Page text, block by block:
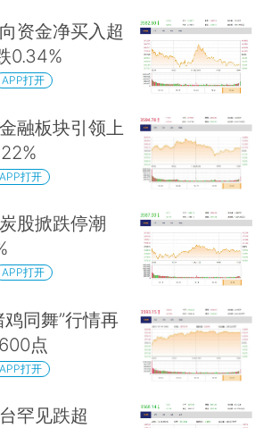
资金净买入超
0.34%
APP打开
融板块引领上
APP打开
股掀跌停潮
APP打开
同舞”行情再
点
APP打开
罕见跌超